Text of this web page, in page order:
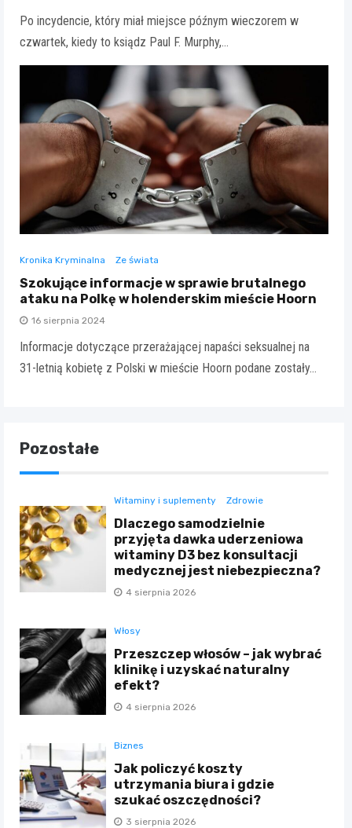
Po incydencie, który miał miejsce późnym wieczorem w
czwartek, kiedy to ksiądz Paul F. Murphy,…
Kronika Kryminalna Ze świata
Szokujące informacje w sprawie brutalnego
ataku na Polkę w holenderskim mieście Hoorn
16 sierpnia 2024
Informacje dotyczące przerażającej napaści seksualnej na
31-letnią kobietę z Polski w mieście Hoorn podane zostały…
Pozostałe
Witaminy i suplementy Zdrowie
Dlaczego samodzielnie
przyjęta dawka uderzeniowa
witaminy D3 bez konsultacji
medycznej jest niebezpieczna?
4 sierpnia 2026
Włosy
Przeszczep włosów – jak wybrać
klinikę i uzyskać naturalny
efekt?
4 sierpnia 2026
Biznes
Jak policzyć koszty
utrzymania biura i gdzie
szukać oszczędności?
3 sierpnia 2026